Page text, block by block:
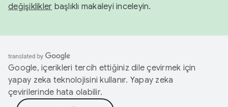
değişiklikler başlıklı makaleyi inceleyin.
Google, içerikleri tercih ettiğiniz dile çevirmek için
yapay zeka teknolojisini kullanır. Yapay zeka
çevirilerinde hata olabilir.